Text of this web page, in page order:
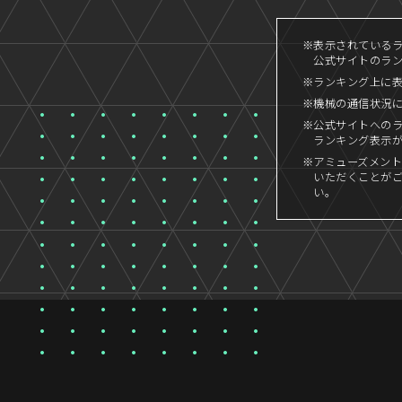
※表示されている
公式サイトのラ
※ランキング上に
※機械の通信状況
※公式サイトへの
ランキング表示
※アミューズメン
いただくことが
い。